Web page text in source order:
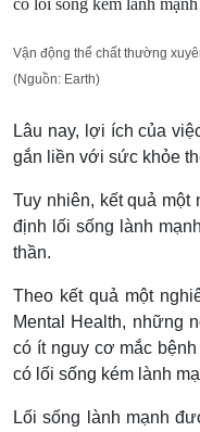
Vận động thể chất thường
(Nguồn: Earth)
Lâu nay, lợi ích của
gắn liền với sức khỏe
Tuy nhiên, kết quả một
định lối sống lành
thần.
Theo kết quả một
Mental Health, những
có ít nguy cơ mắc
có lối sống kém lành
Lối sống lành mạnh